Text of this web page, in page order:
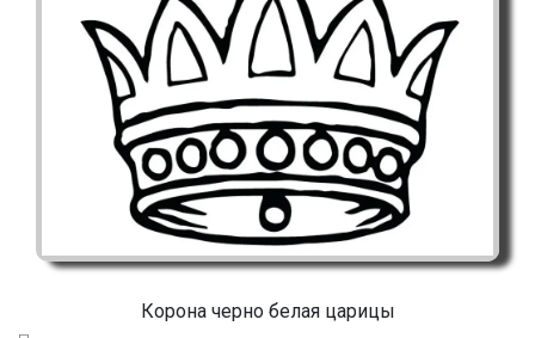
Корона черно белая царицы